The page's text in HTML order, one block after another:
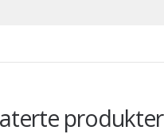
produkter